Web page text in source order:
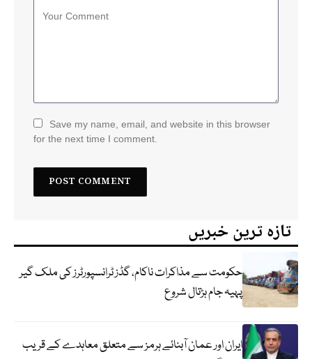
Save my name, email, and website in this browser
for the next time I comment.
تازہ ترین خبریں
حکومت سے مذاکرات ناکام، گڈز ٹرانسپورٹرز کی ملک گیر
پہیہ جام ہڑتال شروع
ایران اور عمان آبنائے ہرمز سے متعلق معاہدے کے قریب